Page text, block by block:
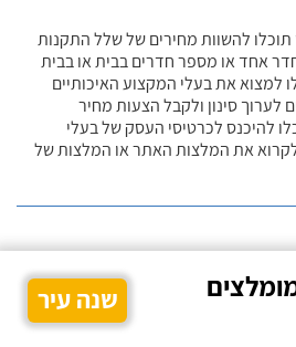
להשוות מחירים של שלל התקנות
אחד או מספר חדרים בבית או בבית
למצוא את בעלי המקצוע האיכותיים
לערוך סינון ולקבל הצעות מחיר
להיכנס לכרטיסי העסק של בעלי
את המלצות האתר או המלצות של
שנה עיר